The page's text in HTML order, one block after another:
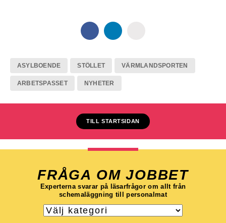
ASYLBOENDE STÖLLET VÄRMLANDSPORTEN
ARBETSPASSET NYHETER
TILL STARTSIDAN
FRÅGA OM JOBBET
Experterna svarar på läsarfrågor om allt från
schemaläggning till personalmat